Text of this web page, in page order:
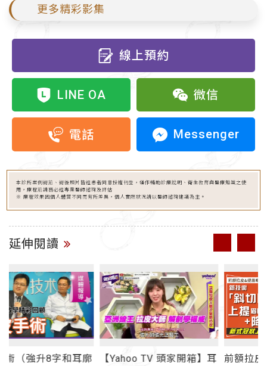
更多精彩影集
線上預約
LINE OA 微信
電話 Messenger
本診所案例術前、術後照片皆經患者同意授權刊登，僅作輔助診療說明、衛生教育與醫療知識之使
用，療程前請務必經專業醫師諮詢及評估
※ 療程效果因個人體質不同而有所差異，個人實際狀況請以醫師諮詢建議為主。
延伸閱讀
【Yahoo TV 頭家開箱】耳
前額拉皮&提眉眼<須